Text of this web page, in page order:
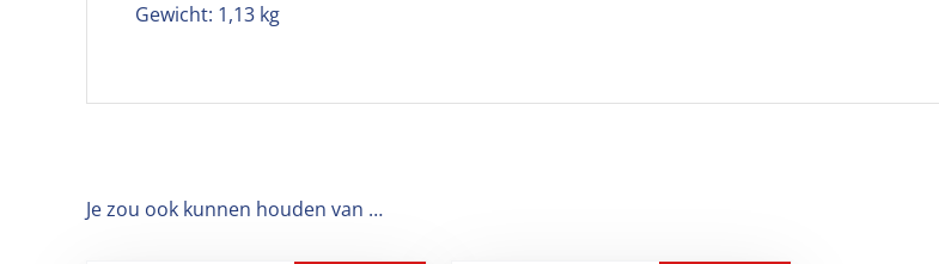
Gewicht: 1,13 kg
Je zou ook kunnen houden van …